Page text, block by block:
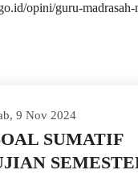
opini/guru-
9 Nov 2024
SUMATIF